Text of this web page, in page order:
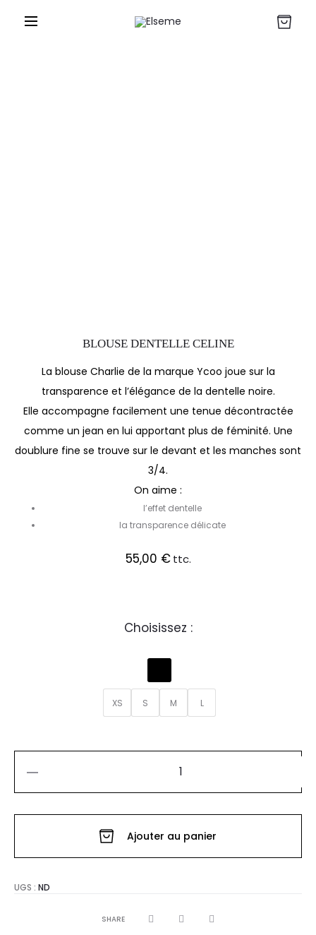
BLOUSE DENTELLE CELINE
La blouse Charlie de la marque Ycoo joue sur la
transparence et l’élégance de la dentelle noire.
Elle accompagne facilement une tenue décontractée
comme un jean en lui apportant plus de féminité. Une
doublure fine se trouve sur le devant et les manches sont
3/4.
On aime :
l’effet dentelle
la transparence délicate
55,00 € ttc.
Choisissez :
XS S M L
CELINE
Ajouter au panier
UGS : ND
SHARE